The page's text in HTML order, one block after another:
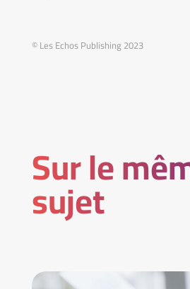
© Les Echos Publishing 2023
Sur le
sujet